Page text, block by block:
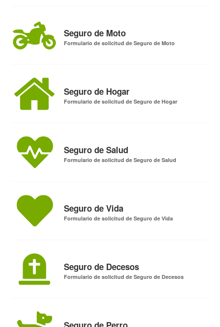
Seguro de Moto
Formulario de solicitud de Seguro de Moto
Seguro de Hogar
Formulario de solicitud de Seguro de Hogar
Seguro de Salud
Formulario de solicitud de Seguro de Salud
Seguro de Vida
Formulario de solicitud de Seguro de Vida
Seguro de Decesos
Formulario de solicitud de Seguro de Decesos